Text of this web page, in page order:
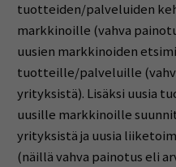
tuotteiden/palveluiden
markkinoille (vahva
uusien markkinoiden
tuotteille/palveluille
yrityksistä). Lisäksi uusia
uusille markkinoille
yrityksistä ja uusia
(näillä vahva painotus eli